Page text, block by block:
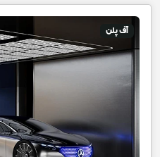
آف پلن